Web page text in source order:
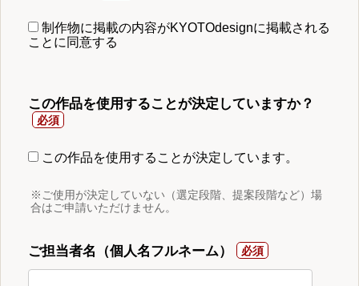
制作物に掲載の内容がKYOTOdesignに掲載される
ことに同意する
この作品を使用することが決定していますか？
この作品を使用することが決定しています。
※ご使用が決定していない（選定段階、提案段階など）場
合はご申請いただけません。
ご担当者名（個人名フルネーム）